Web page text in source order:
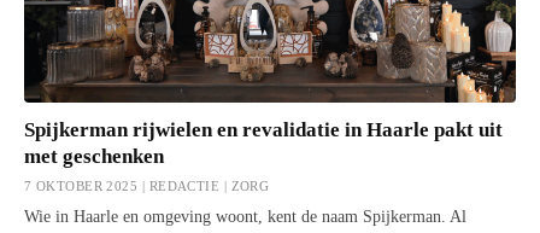
Spijkerman rijwielen en revalidatie in Haarle pakt uit
met geschenken
7 OKTOBER 2025 | REDACTIE | ZORG
Wie in Haarle en omgeving woont, kent de naam Spijkerman. Al